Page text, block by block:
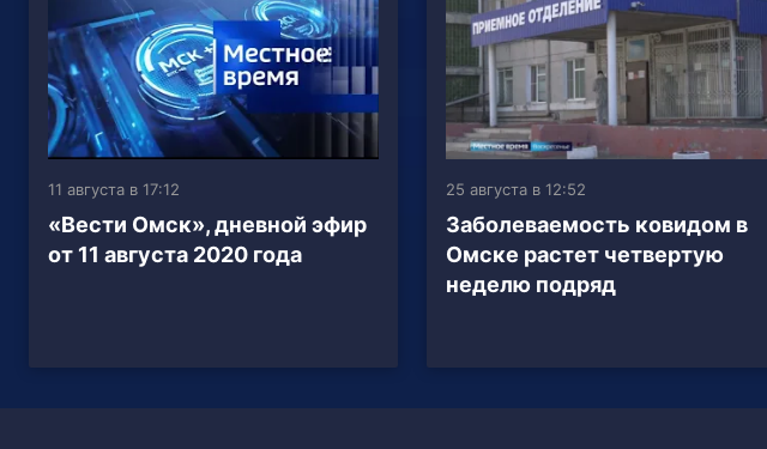
11 августа в 17:12
«Вести Омск», дневной эфир
от 11 августа 2020 года
25 августа в 12:52
Заболеваемость ковидом в
Омске растет четвертую
неделю подряд